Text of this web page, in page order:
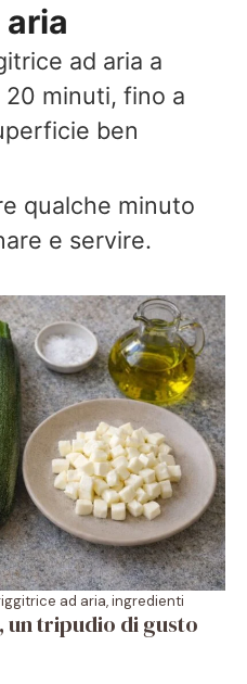
ad aria a
20 minuti, fino a
ben
qualche minuto
e servire.
ad aria, ingredienti
un tripudio di gusto